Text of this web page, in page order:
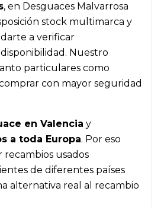
, en Desguaces Malvarrosa
stock multimarca y
a verificar
Nuestro
particulares como
con mayor seguridad
en Valencia y
a toda Europa. Por eso
usados
de diferentes países
alternativa real al recambio